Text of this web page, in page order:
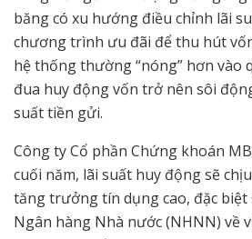
băng có xu hướng điều chỉnh lãi
chương trình ưu đãi để thu hút
hệ thống thường “nóng” hơn vào
đua huy động vốn trở nên sôi
suất tiền gửi.
Công ty Cổ phần Chứng khoán
cuối năm, lãi suất huy động sẽ
tăng trưởng tín dụng cao, đặc biệt
Ngân hàng Nhà nước (NHNN) về